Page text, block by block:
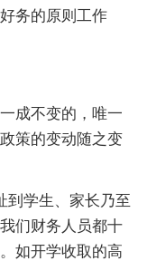
务的原则工作
成不变的，唯一
策的变动随之变
学生、家长乃至
们财务人员都十
如开学收取的高